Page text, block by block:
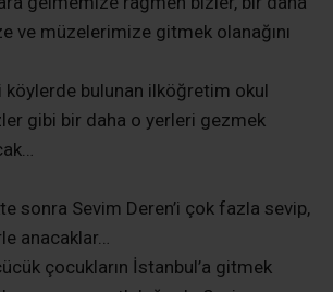
diye düşünmekteyiz…